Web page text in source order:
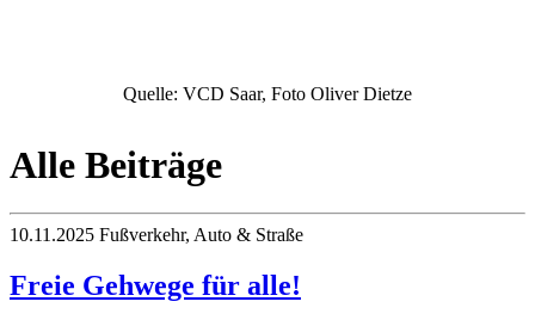
Quelle: VCD Saar, Foto Oliver Dietze
Alle Beiträge
10.11.2025 Fußverkehr, Auto & Straße
Freie Gehwege für alle!